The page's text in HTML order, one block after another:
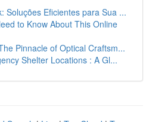
Soluções Eficientes para Sua ...
to Know About This Online
Pinnacle of Optical Craftsm...
Shelter Locations : A Gl...